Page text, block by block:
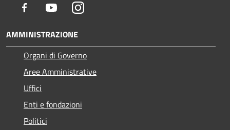
Facebook YoutubeInstagram
AMMINISTRAZIONE
Organi di Governo
Aree Amministrative
Uffici
Enti e fondazioni
Politici